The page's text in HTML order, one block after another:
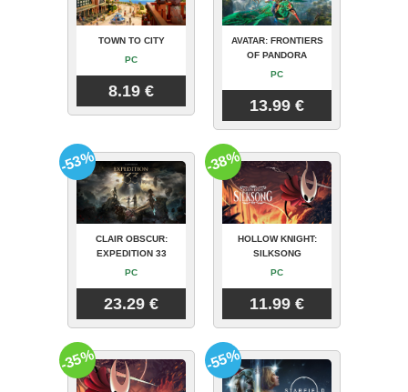
TOWN TO CITY
PC
8.19 €
AVATAR: FRONTIERS
OF PANDORA
PC
13.99 €
CLAIR OBSCUR:
EXPEDITION 33
PC
23.29 €
-53%
HOLLOW KNIGHT:
SILKSONG
PC
11.99 €
-38%
-35% -55%